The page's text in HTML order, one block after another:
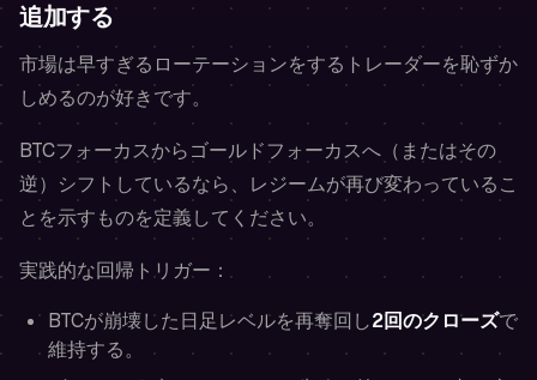
追加する
市場は早すぎるローテーションをするトレーダーを恥ずか
しめるのが好きです。
BTCフォーカスからゴールドフォーカスへ（またはその
逆）シフトしているなら、レジームが再び変わっているこ
とを示すものを定義してください。
実践的な回帰トリガー：
BTCが崩壊した日足レベルを再奪回し2回のクローズで
維持する。